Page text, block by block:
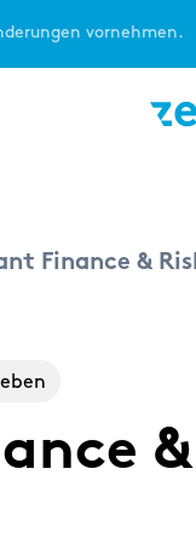
vornehmen.
Finance &
&